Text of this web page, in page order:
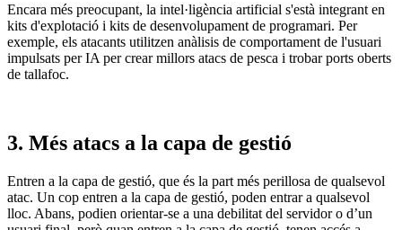
Encara més preocupant, la intel·ligència artificial s'està integrant en
kits d'explotació i kits de desenvolupament de programari. Per
exemple, els atacants utilitzen anàlisis de comportament de l'usuari
impulsats per IA per crear millors atacs de pesca i trobar ports oberts
de tallafoc.
3. Més atacs a la capa de gestió
Entren a la capa de gestió, que és la part més perillosa de qualsevol
atac. Un cop entren a la capa de gestió, poden entrar a qualsevol
lloc. Abans, podien orientar-se a una debilitat del servidor o d’un